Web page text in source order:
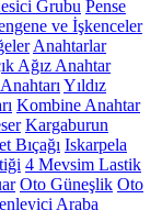
Grubu Pense
ve İşkenceler
Anahtarlar
Ağız Anahtar
Yıldız
Kombine Anahtar
Kargaburun
Bıçağı Iskarpela
4 Mevsim Lastik
Oto Güneşlik Oto
Araba